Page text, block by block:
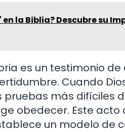
la Biblia? Descubre su
es un testimonio de
Cuando
más difíciles
obedecer. Este acto
un modelo de